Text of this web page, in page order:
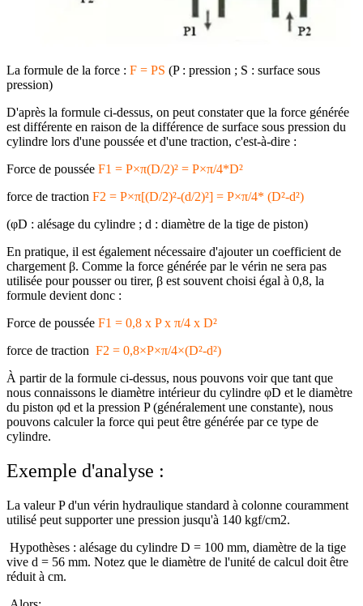
La formule de la force : F = PS (P : pression ; S : surface sous
pression)
D'après la formule ci-dessus, on peut constater que la force générée
est différente en raison de la différence de surface sous pression du
cylindre lors d'une poussée et d'une traction, c'est-à-dire :
Force de poussée F1 = P×π(D/2)² = P×π/4*D²
force de traction F2 = P×π[(D/2)²-(d/2)²] = P×π/4* (D²-d²)
(φD : alésage du cylindre ; d : diamètre de la tige de piston)
En pratique, il est également nécessaire d'ajouter un coefficient de
chargement β. Comme la force générée par le vérin ne sera pas
utilisée pour pousser ou tirer, β est souvent choisi égal à 0,8, la
formule devient donc :
Force de poussée F1 = 0,8 x P x π/4 x D²
force de traction F2 = 0,8×P×π/4×(D²-d²)
À partir de la formule ci-dessus, nous pouvons voir que tant que
nous connaissons le diamètre intérieur du cylindre φD et le diamètre
du piston φd et la pression P (généralement une constante), nous
pouvons calculer la force qui peut être générée par ce type de
cylindre.
Exemple d'analyse :
La valeur P d'un vérin hydraulique standard à colonne couramment
utilisé peut supporter une pression jusqu'à 140 kgf/cm2.
Hypothèses : alésage du cylindre D = 100 mm, diamètre de la tige
vive d = 56 mm. Notez que le diamètre de l'unité de calcul doit être
réduit à cm.